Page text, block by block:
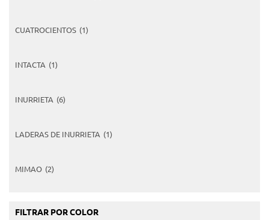
CUATROCIENTOS (1)
INTACTA (1)
INURRIETA (6)
LADERAS DE INURRIETA (1)
MIMAO (2)
FILTRAR POR COLOR